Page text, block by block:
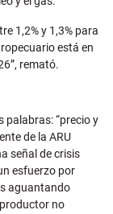
1,2% y 1,3% para
está en
remató.
palabras: “precio y
de la ARU
señal de crisis
esfuerzo por
aguantando
no